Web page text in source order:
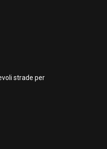
strade per